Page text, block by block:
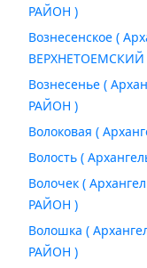
РАЙОН )
Вознесенское (
Вознесенье (
РАЙОН )
Волоковая (
Волость (
Волочек (
РАЙОН )
Волошка (
РАЙОН )